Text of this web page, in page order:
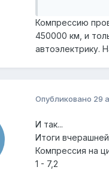
Компрессию
450000 км, и
автоэлектрику.
Опубликовано 29
И так...
Итоги
Компрессия на
1 - 7,2